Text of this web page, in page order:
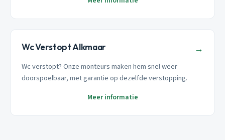
Wc Verstopt Alkmaar →
Wc verstopt? Onze monteurs maken hem snel weer
doorspoelbaar, met garantie op dezelfde verstopping.
Meer informatie